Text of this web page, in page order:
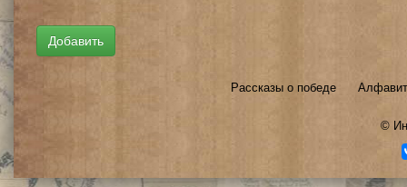
Рассказы о победе
©